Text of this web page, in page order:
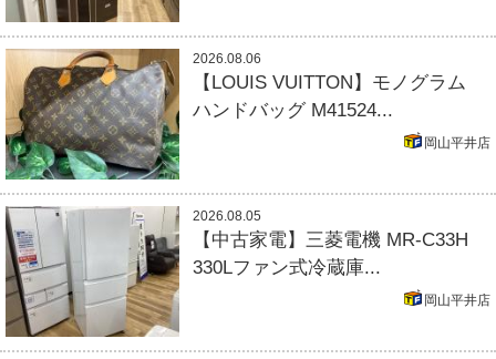
2026.08.06
【LOUIS VUITTON】モノグラム
ハンドバッグ M41524...
岡山平井店
2026.08.05
【中古家電】三菱電機 MR-C33H
330Lファン式冷蔵庫...
岡山平井店